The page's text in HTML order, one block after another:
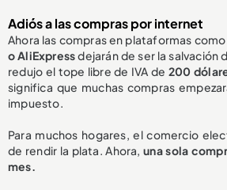
Adiós a las compras por internet
Ahora las compras en plataformas como
o AliExpressdejarán de ser la salvación
redujo el tope libre de IVA de200
significa que muchas compras
impuesto.
Para muchos hogares, el comercio
de rendir la plata. Ahora, una sola
mes.